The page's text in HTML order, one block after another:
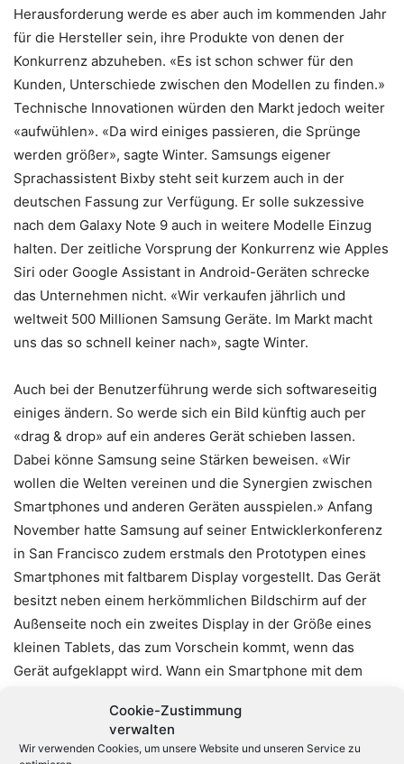
Cookie-Zustimmung
verwalten
Wir verwenden Cookies, um unsere Website und unseren Service zu
Herausforderung werde es aber auch im kommenden Jahr
für die Hersteller sein, ihre Produkte von denen der
Konkurrenz abzuheben. «Es ist schon schwer für den
Kunden, Unterschiede zwischen den Modellen zu finden.»
Technische Innovationen würden den Markt jedoch weiter
«aufwühlen». «Da wird einiges passieren, die Sprünge
werden größer», sagte Winter. Samsungs eigener
Sprachassistent Bixby steht seit kurzem auch in der
deutschen Fassung zur Verfügung. Er solle sukzessive
nach dem Galaxy Note 9 auch in weitere Modelle Einzug
halten. Der zeitliche Vorsprung der Konkurrenz wie Apples
Siri oder Google Assistant in Android-Geräten schrecke
das Unternehmen nicht. «Wir verkaufen jährlich und
weltweit 500 Millionen Samsung Geräte. Im Markt macht
uns das so schnell keiner nach», sagte Winter.
Auch bei der Benutzerführung werde sich softwareseitig
einiges ändern. So werde sich ein Bild künftig auch per
«drag & drop» auf ein anderes Gerät schieben lassen.
Dabei könne Samsung seine Stärken beweisen. «Wir
wollen die Welten vereinen und die Synergien zwischen
Smartphones und anderen Geräten ausspielen.» Anfang
November hatte Samsung auf seiner Entwicklerkonferenz
in San Francisco zudem erstmals den Prototypen eines
Smartphones mit faltbarem Display vorgestellt. Das Gerät
besitzt neben einem herkömmlichen Bildschirm auf der
Außenseite noch ein zweites Display in der Größe eines
kleinen Tablets, das zum Vorschein kommt, wenn das
Gerät aufgeklappt wird. Wann ein Smartphone mit dem
wird, ließ aber auch Winter noch offen.